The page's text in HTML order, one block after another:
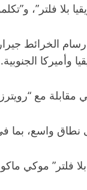
من أجل إفريقيا”،
الخرائط
وأميركا الجنوبية.
مع
نطاق واسع،
بلا فلتر”